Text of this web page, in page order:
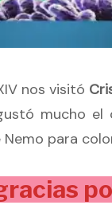
nos visitó
mucho
para